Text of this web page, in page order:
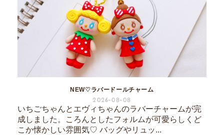
NEW♡ラバードールチャーム
2026-08-08
いちごちゃんとエヴィちゃんのラバーチャームが完
成しました。ころんとしたフォルムが可愛らしくど
こか懐かしい雰囲気♡ バッグやリュッ...